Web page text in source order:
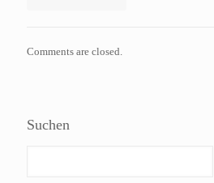
Comments are closed.
Suchen